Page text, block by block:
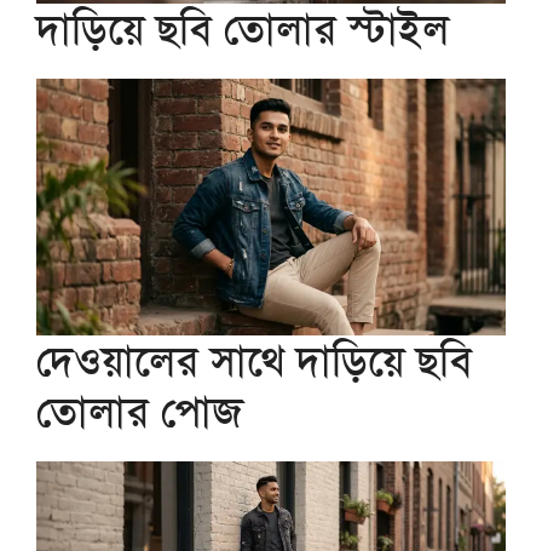
দাড়িয়ে ছবি তোলার স্টাইল
দেওয়ালের সাথে দাড়িয়ে ছবি
তোলার পোজ